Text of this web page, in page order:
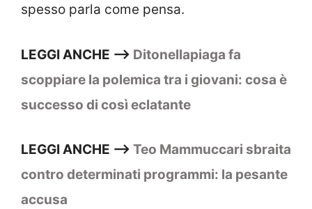
spesso parla come pensa.
LEGGI ANCHE –> Ditonellapiaga fa
scoppiare la polemica tra i giovani: cosa è
successo di così eclatante
LEGGI ANCHE –> Teo Mammuccari sbraita
contro determinati programmi: la pesante
accusa